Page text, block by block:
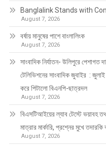
Banglalink Stands with
August 7, 2026
বর্ষায় মানুষের পাশে বাংলালিংক
August 7, 2026
সাংবাদিক নির্যাতন- উলিপুরে পেশাগত
টেলিভিশনের সাংবাদিক জুবাইর :
করে পিটালো বিএনপি-ছাত্রদল
August 7, 2026
বিএসটিআইয়ের ল্যাব টেস্টে ভয়াবহ
মাত্রার মার্কারি, প্রশ্নের মুখে তদারকি
August 7, 2026